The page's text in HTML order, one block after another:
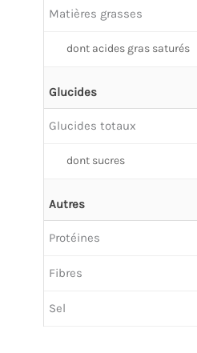
Matières grasses
dont acides gras saturés
Glucides
Glucides totaux
dont sucres
Autres
Protéines
Fibres
Sel